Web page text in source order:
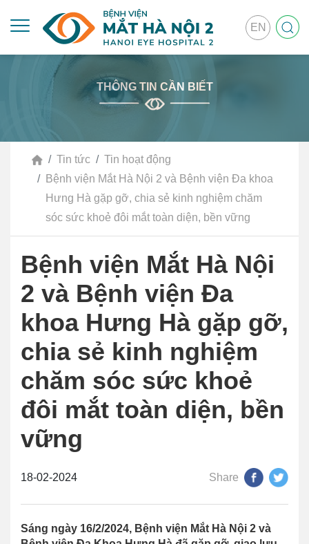
EN
THÔNG TIN CẦN BIẾT
Tin tức
Tin hoạt động
Bệnh viện Mắt Hà Nội 2 và Bệnh viện Đa khoa
Hưng Hà gặp gỡ, chia sẻ kinh nghiệm chăm
sóc sức khoẻ đôi mắt toàn diện, bền vững
Bệnh viện Mắt Hà Nội
2 và Bệnh viện Đa
khoa Hưng Hà gặp gỡ,
chia sẻ kinh nghiệm
chăm sóc sức khoẻ
đôi mắt toàn diện, bền
vững
18-02-2024 Share
Sáng ngày 16/2/2024, Bệnh viện Mắt Hà Nội 2 và